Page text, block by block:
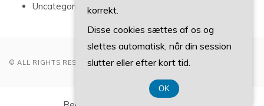
Uncategorized
© ALL RIGHTS RESERVED 2022
korrekt.
Disse cookies sættes af os og
slettes automatisk, når din session
slutter eller efter kort tid.
OK